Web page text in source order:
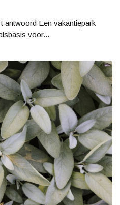
antwoord Een vakantiepark
voor...